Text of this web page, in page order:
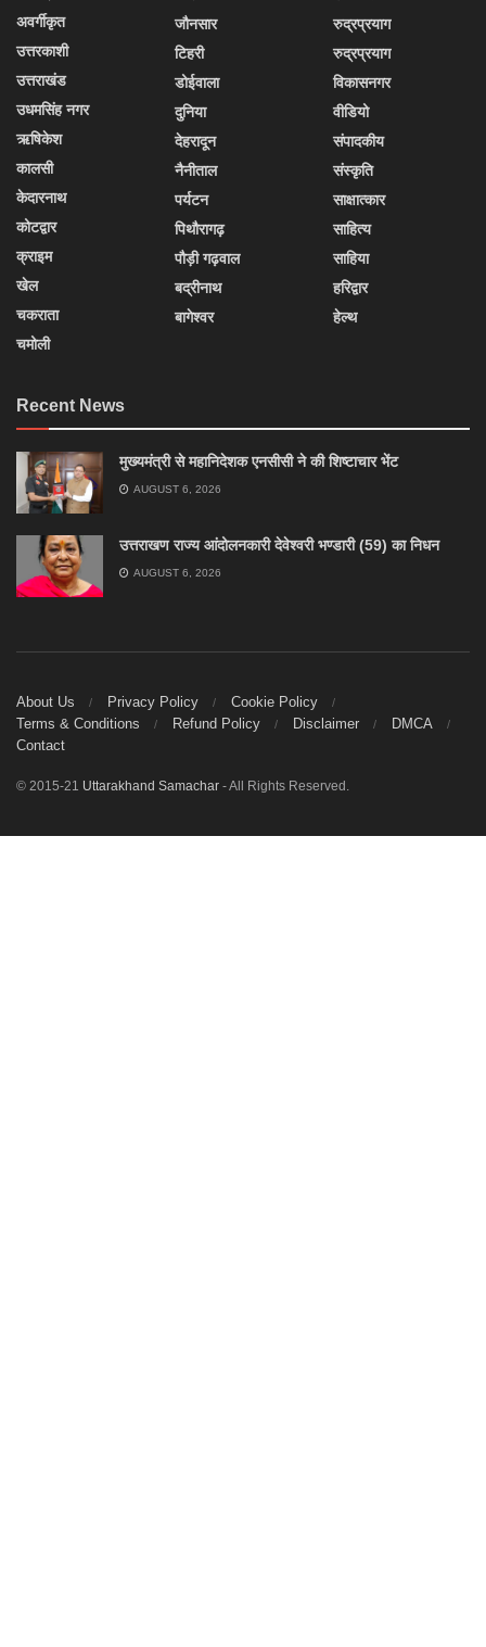
अवर्गीकृत
उत्तरकाशी
उत्तराखंड
उधमसिंह नगर
ऋषिकेश
कालसी
केदारनाथ
कोटद्वार
क्राइम
खेल
चकराता
चमोली
जौनसार
टिहरी
डोईवाला
दुनिया
देहरादून
नैनीताल
पर्यटन
पिथौरागढ़
पौड़ी गढ़वाल
बद्रीनाथ
बागेश्वर
रुद्रप्रयाग
रुद्रप्रयाग
विकासनगर
वीडियो
संपादकीय
संस्कृति
साक्षात्कार
साहित्य
साहिया
हरिद्वार
हेल्थ
Recent News
मुख्यमंत्री से महानिदेशक एनसीसी ने की शिष्टाचार भेंट
AUGUST 6, 2026
उत्तराखण राज्य आंदोलनकारी देवेश्वरी भण्डारी (59) का निधन
AUGUST 6, 2026
About Us Privacy Policy
Cookie Policy
Terms & Conditions
Refund Policy Disclaimer
DMCA
Contact
© 2015-21 Uttarakhand Samachar - All Rights Reserved.